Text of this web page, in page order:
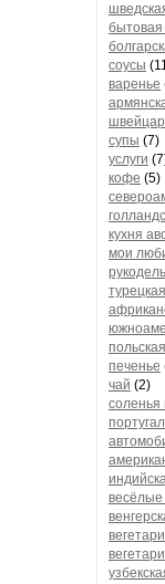
бытовая
соусы
варенье
супы (7)
услуги
кофе (5)
кухня
мои
печенье
чай (2)
соленья